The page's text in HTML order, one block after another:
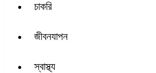
চাকরি
জীবনযাপন
স্বাস্থ্য